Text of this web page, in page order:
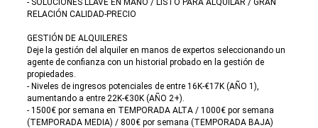
- SOLUCIONES LLAVE EN MANO / LISTO PARA ALQUILAR / GRAN
RELACIÓN CALIDAD-PRECIO
GESTIÓN DE ALQUILERES
Deje la gestión del alquiler en manos de expertos seleccionando un
agente de confianza con un historial probado en la gestión de
propiedades.
- Niveles de ingresos potenciales de entre 16K-€17K (AÑO 1),
aumentando a entre 22K-€30K (AÑO 2+).
- 1500€ por semana en TEMPORADA ALTA / 1000€ por semana
(TEMPORADA MEDIA) / 800€ por semana (TEMPORADA BAJA)